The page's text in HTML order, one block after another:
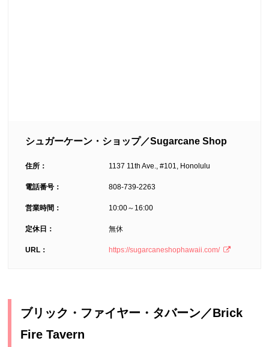
シュガーケーン・ショップ／Sugarcane Shop
住所： 1137 11th Ave., #101, Honolulu
電話番号： 808-739-2263
営業時間： 10:00～16:00
定休日： 無休
URL： https://sugarcaneshophawaii.com/
ブリック・ファイヤー・タバーン／Brick
Fire Tavern